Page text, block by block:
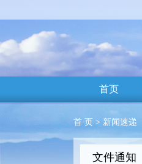
首页
首 页 > 新闻速递
文件通知